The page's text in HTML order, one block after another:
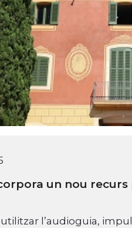
un nou
l’audioguia,